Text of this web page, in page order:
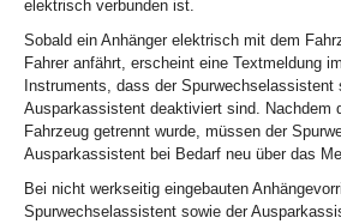
elektrisch verbunden ist.
Sobald ein Anhänger elektrisch mit dem
Fahrer anfährt, erscheint eine Textmeldung
Instruments, dass der Spurwechselassistent
Ausparkassistent deaktiviert sind. Nachdem
Fahrzeug getrennt wurde, müssen der
Ausparkassistent bei Bedarf neu über das
Bei nicht werkseitig eingebauten
Spurwechselassistent sowie der